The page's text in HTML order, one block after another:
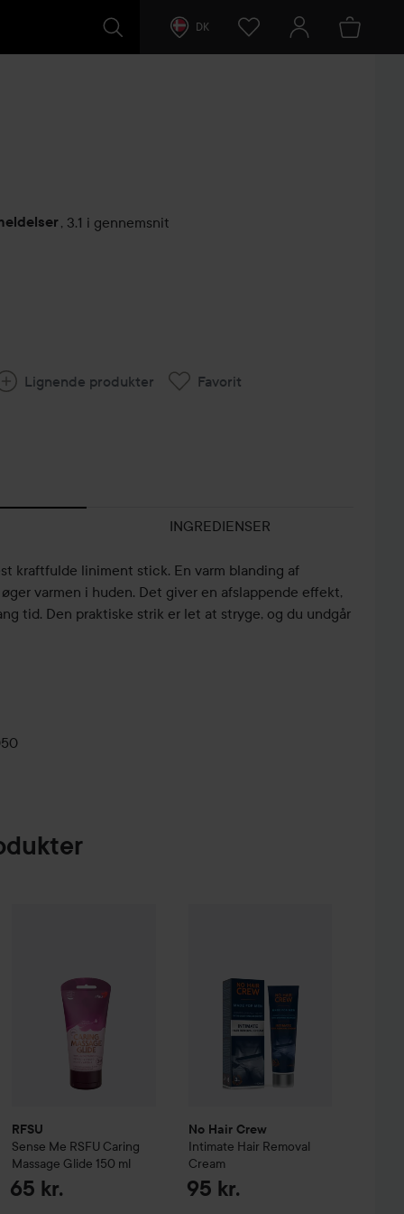
DK
, 3.1 i gennemsnit
Lignende produkter Favorit
INGREDIENSER
kraftfulde liniment stick. En varm blanding af
varmen i huden. Det giver en afslappende effekt,
tid. Den praktiske strik er let at stryge, og du undgår
RFSU
Sense Me RSFU Caring
Massage Glide 150 ml
65 kr.
No Hair Crew
Intimate Hair Removal
Cream
95 kr.